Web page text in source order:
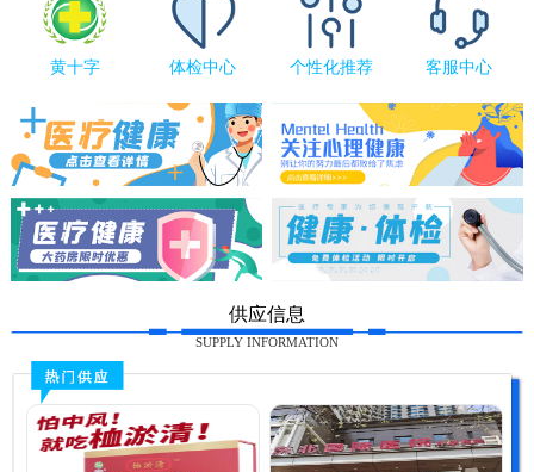
黄十字 体检中心 个性化推荐 客服中心
供应信息
SUPPLY INFORMATION